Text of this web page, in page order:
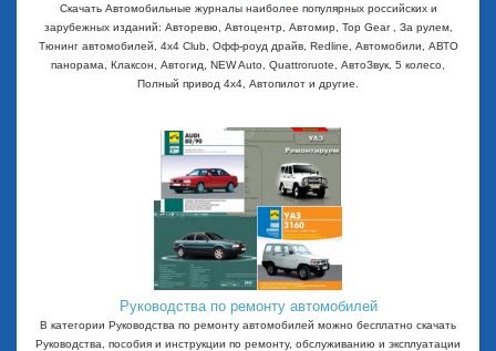
Скачать Автомобильные журналы наиболее популярных российских и
зарубежных изданий: Авторевю, Автоцентр, Автомир, Top Gear , За рулем,
Тюнинг автомобилей, 4x4 Club, Офф-роуд драйв, Redline, Автомобили, АВТО
панорама, Клаксон, Автогид, NEW Auto, Quattroruote, АвтоЗвук, 5 колесо,
Полный привод 4х4, Автопилот и другие.
Руководства по ремонту автомобилей
В категории Руководства по ремонту автомобилей можно бесплатно скачать
Руководства, пособия и инструкции по ремонту, обслуживанию и эксплуатации